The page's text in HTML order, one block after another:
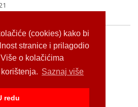
(cookies) kako bi
stranice i prilagodio
o kolačićima
Saznaj više
redu